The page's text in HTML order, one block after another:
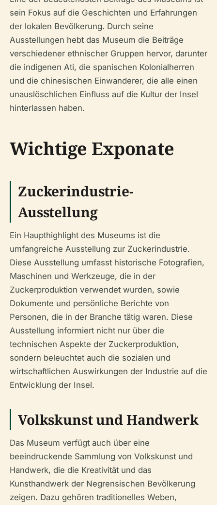
sein Fokus auf die Geschichten und Erfahrungen
der lokalen Bevölkerung. Durch seine
Ausstellungen hebt das Museum die Beiträge
verschiedener ethnischer Gruppen hervor, darunter
die indigenen Ati, die spanischen Kolonialherren
und die chinesischen Einwanderer, die alle einen
unauslöschlichen Einfluss auf die Kultur der Insel
hinterlassen haben.
Wichtige Exponate
Zuckerindustrie-
Ausstellung
Ein Haupthighlight des Museums ist die
umfangreiche Ausstellung zur Zuckerindustrie.
Diese Ausstellung umfasst historische Fotografien,
Maschinen und Werkzeuge, die in der
Zuckerproduktion verwendet wurden, sowie
Dokumente und persönliche Berichte von
Personen, die in der Branche tätig waren. Diese
Ausstellung informiert nicht nur über die
technischen Aspekte der Zuckerproduktion,
sondern beleuchtet auch die sozialen und
wirtschaftlichen Auswirkungen der Industrie auf die
Entwicklung der Insel.
Volkskunst und Handwerk
Das Museum verfügt auch über eine
beeindruckende Sammlung von Volkskunst und
Handwerk, die die Kreativität und das
Kunsthandwerk der Negrensischen Bevölkerung
zeigen. Dazu gehören traditionelles Weben,